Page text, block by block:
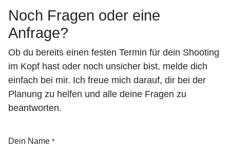
Noch Fragen oder eine
Anfrage?
Ob du bereits einen festen Termin für dein Shooting
im Kopf hast oder noch unsicher bist, melde dich
einfach bei mir. Ich freue mich darauf, dir bei der
Planung zu helfen und alle deine Fragen zu
beantworten.
Dein Name *